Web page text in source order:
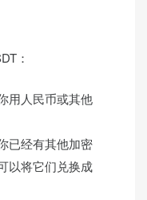
：
用人民币或其他
已经有其他加密
以将它们兑换成